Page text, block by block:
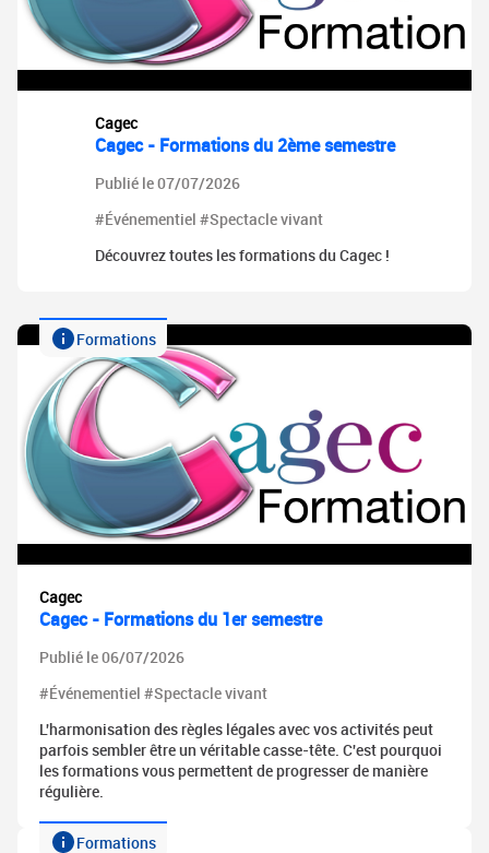
Cagec
Cagec - Formations du 2ème semestre
Publié le 07/07/2026
#Événementiel #Spectacle vivant
Découvrez toutes les formations du Cagec !
Formations
Cagec
Cagec - Formations du 1er semestre
Publié le 06/07/2026
#Événementiel #Spectacle vivant
L'harmonisation des règles légales avec vos activités peut
parfois sembler être un véritable casse-tête. C'est pourquoi
les formations vous permettent de progresser de manière
régulière.
Formations